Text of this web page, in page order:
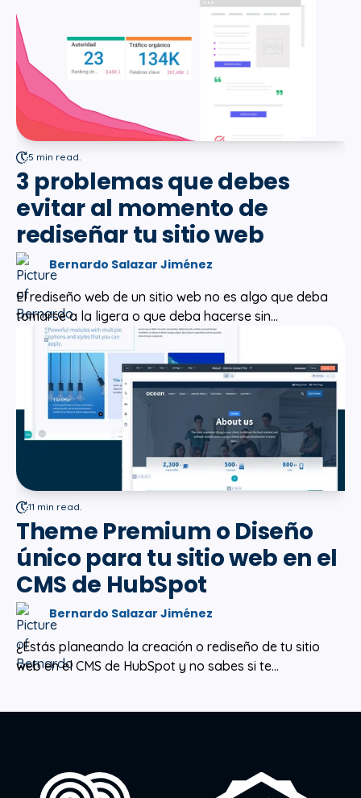
5 min read.
3 problemas que debes
evitar al momento de
rediseñar tu sitio web
Bernardo Salazar Jiménez
El rediseño web de un sitio web no es algo que deba
tomarse a la ligera o que deba hacerse sin...
11 min read.
Theme Premium o Diseño
único para tu sitio web en el
CMS de HubSpot
Bernardo Salazar Jiménez
¿Estás planeando la creación o rediseño de tu sitio
web en el CMS de HubSpot y no sabes si te...